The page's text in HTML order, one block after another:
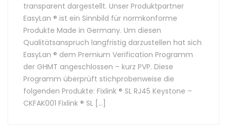
transparent dargestellt. Unser Produktpartner
EasyLan ® ist ein Sinnbild für normkonforme
Produkte Made in Germany. Um diesen
Qualitätsanspruch langfristig darzustellen hat sich
EasyLan ® dem Premium Verification Programm
der GHMT angeschlossen – kurz PVP. Diese
Programm überprüft stichprobenweise die
folgenden Produkte: Fixlink ® SL RJ45 Keystone –
CKFAK001 Fixlink ® SL […]